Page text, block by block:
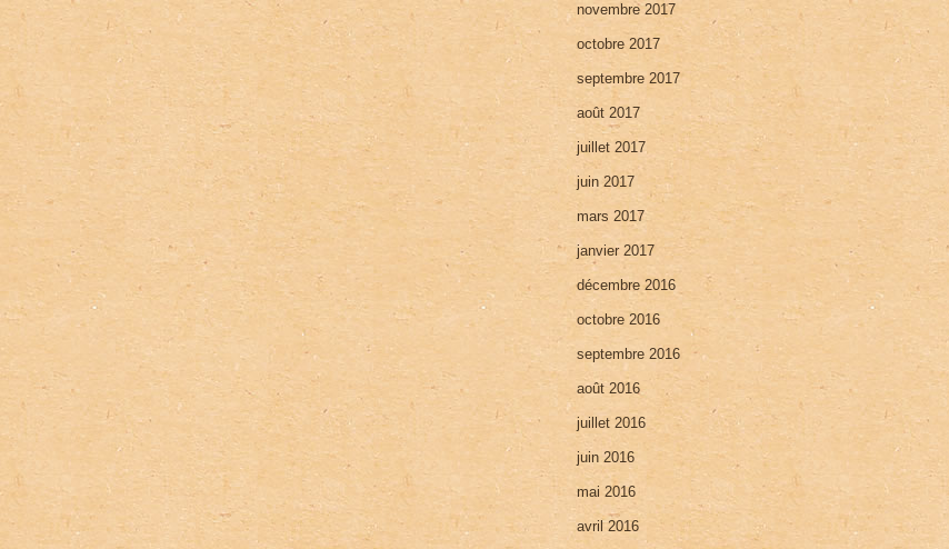
novembre 2017
octobre 2017
septembre 2017
août 2017
juillet 2017
juin 2017
mars 2017
janvier 2017
décembre 2016
octobre 2016
septembre 2016
août 2016
juillet 2016
juin 2016
mai 2016
avril 2016